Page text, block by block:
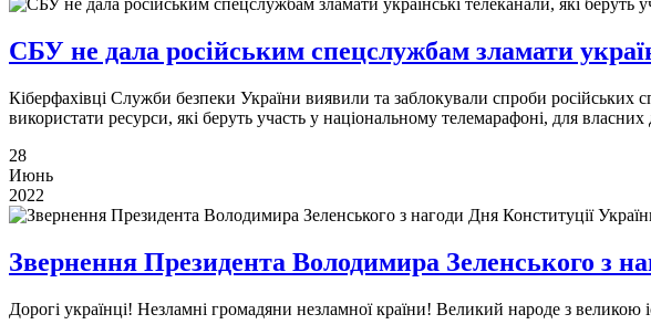
СБУ не дала російським спецслужбам зламати
Кіберфахівці Служби безпеки України виявили та заблокували спроби російських
використати ресурси, які беруть участь у національному телемарафоні, для
28
Июнь
2022
Звернення Президента Володимира Зеленського з
Дорогі українці! Незламні громадяни незламної країни! Великий народе з великою